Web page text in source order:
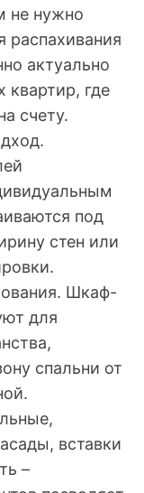
не нужно
распахивания
актуально
квартир, где
счету.
под
стен или
Шкаф-
для
спальни от
вставки
–